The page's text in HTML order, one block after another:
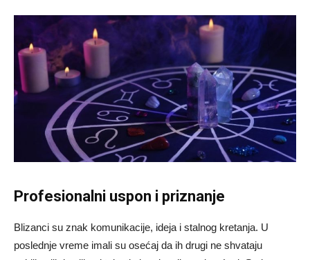
Profesionalni uspon i priznanje
Blizanci su znak komunikacije, ideja i stalnog kretanja. U
poslednje vreme imali su osećaj da ih drugi ne shvataju